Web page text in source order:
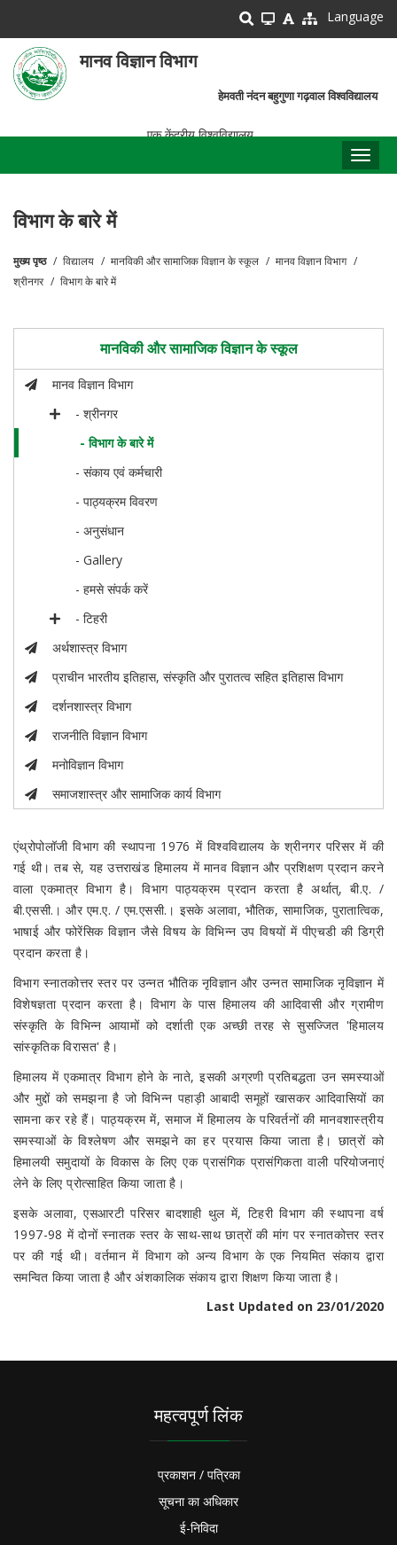
main
content
Language
मानव विज्ञान विभाग
हेमवती नंदन बहुगुणा गढ़वाल विश्वविद्यालय
एक केंद्रीय विश्वविद्यालय
विभाग के बारे में
पग
मुख्य पृष्ठ विद्यालय मानविकी और सामाजिक विज्ञान के स्कूल
मानव विज्ञान विभाग
श्रीनगर
विभाग के बारे में
मानविकी और सामाजिक विज्ञान के स्कूल
मानव विज्ञान विभाग
- श्रीनगर
- विभाग के बारे में
- संकाय एवं कर्मचारी
- पाठ्यक्रम विवरण
- अनुसंधान
- Gallery
- हमसे संपर्क करें
- टिहरी
अर्थशास्त्र विभाग
प्राचीन भारतीय इतिहास, संस्कृति और पुरातत्व सहित इतिहास विभाग
दर्शनशास्त्र विभाग
राजनीति विज्ञान विभाग
मनोविज्ञान विभाग
समाजशास्त्र और सामाजिक कार्य विभाग
एंथ्रोपोलॉजी विभाग की स्थापना 1976 में विश्वविद्यालय के श्रीनगर परिसर में की
गई थी। तब से, यह उत्तराखंड हिमालय में मानव विज्ञान और प्रशिक्षण प्रदान करने
वाला एकमात्र विभाग है। विभाग पाठ्यक्रम प्रदान करता है अर्थात्, बी.ए. /
बी.एससी.। और एम.ए. / एम.एससी.। इसके अलावा, भौतिक, सामाजिक, पुरातात्विक,
भाषाई और फोरेंसिक विज्ञान जैसे विषय के विभिन्न उप विषयों में पीएचडी की डिग्री
प्रदान करता है।
विभाग स्नातकोत्तर स्तर पर उन्नत भौतिक नृविज्ञान और उन्नत सामाजिक नृविज्ञान में
विशेषज्ञता प्रदान करता है। विभाग के पास हिमालय की आदिवासी और ग्रामीण
संस्कृति के विभिन्न आयामों को दर्शाती एक अच्छी तरह से सुसज्जित 'हिमालय
सांस्कृतिक विरासत' है।
हिमालय में एकमात्र विभाग होने के नाते, इसकी अग्रणी प्रतिबद्धता उन समस्याओं
और मुद्दों को समझना है जो विभिन्न पहाड़ी आबादी समूहों खासकर आदिवासियों का
सामना कर रहे हैं। पाठ्यक्रम में, समाज में हिमालय के परिवर्तनों की मानवशास्त्रीय
समस्याओं के विश्लेषण और समझने का हर प्रयास किया जाता है। छात्रों को
हिमालयी समुदायों के विकास के लिए एक प्रासंगिक प्रासंगिकता वाली परियोजनाएं
लेने के लिए प्रोत्साहित किया जाता है।
इसके अलावा, एसआरटी परिसर बादशाही थुल में, टिहरी विभाग की स्थापना वर्ष
1997-98 में दोनों स्नातक स्तर के साथ-साथ छात्रों की मांग पर स्नातकोत्तर स्तर
पर की गई थी। वर्तमान में विभाग को अन्य विभाग के एक नियमित संकाय द्वारा
समन्वित किया जाता है और अंशकालिक संकाय द्वारा शिक्षण किया जाता है।
Last Updated on 23/01/2020
महत्वपूर्ण लिंक
प्रकाशन / पत्रिका
सूचना का अधिकार
ई-निविदा